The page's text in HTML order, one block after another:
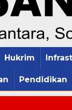
Hukrim
Pendidikan